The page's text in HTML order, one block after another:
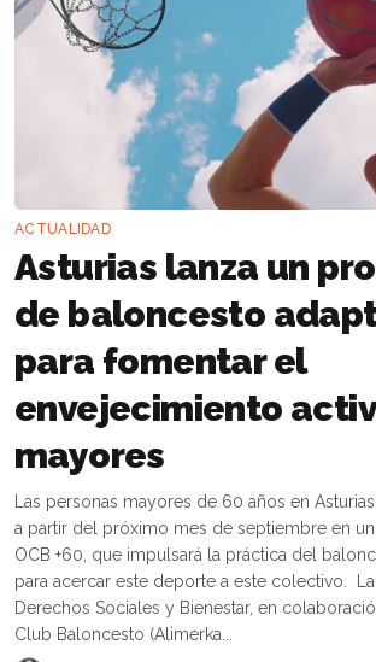
ACTUALIDAD
Asturias lanza un
de baloncesto
para fomentar el
envejecimiento
mayores
Las personas mayores de 60 años en
a partir del próximo mes de septiembre en
OCB +60, que impulsará la práctica del
para acercar este deporte a este colectivo. La Consejería de
Derechos Sociales y Bienestar, en
Club Baloncesto (Alimerka...